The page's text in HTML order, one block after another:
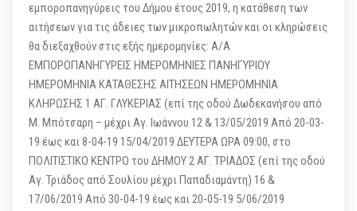
εμποροπανηγύρεις του Δήμου έτους 2019, η κατάθεση των
αιτήσεων για τις άδειες των μικροπωλητών και οι κληρώσεις
θα διεξαχθούν στις εξής ημερομηνίες: Α/Α
ΕΜΠOΡΟΠΑΝΗΓΥΡΕΙΣ ΗΜΕΡΟΜΗΝΙΕΣ ΠΑΝΗΓΥΡΙΟΥ
ΗΜΕΡΟΜΗΝΙΑ ΚΑΤΑΘΕΣΗΣ ΑΙΤΗΣΕΩΝ ΗΜΕΡΟΜΗΝΙΑ
ΚΛΗΡΩΣΗΣ 1 ΑΓ. ΓΛΥΚΕΡΙΑΣ (επί της οδού Δωδεκανήσου από
Μ. Μπότσαρη – μέχρι Αγ. Ιωάννου 12 & 13/05/2019 Από 20-03-
19 έως και 8-04-19 15/04/2019 ΔΕΥΤΕΡΑ ΩΡΑ 09:00, στο
ΠΟΛΙΤΙΣΤΙΚΟ ΚΕΝΤΡΟ του ΔΗΜΟΥ 2 ΑΓ. ΤΡΙΑΔΟΣ (επί της οδού
Αγ. Τριάδος από Σουλίου μέχρι Παπαδιαμάντη) 16 &
17/06/2019 Από 30-04-19 έως και 20-05-19 5/06/2019